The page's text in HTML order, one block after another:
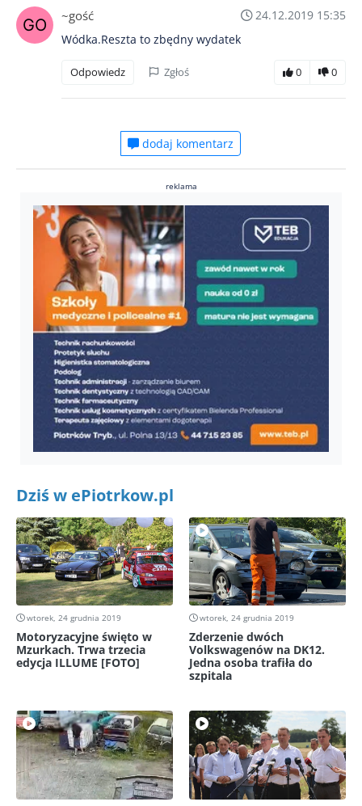
~gość
24.12.2019 15:35
Wódka.Reszta to zbędny wydatek
Odpowiedz Zgłoś 0 0
dodaj komentarz
reklama
Dziś w ePiotrkow.pl
wtorek, 24 grudnia 2019
Motoryzacyjne święto w
Mzurkach. Trwa trzecia
edycja ILLUME [FOTO]
wtorek, 24 grudnia 2019
Zderzenie dwóch
Volkswagenów na DK12.
Jedna osoba trafiła do
szpitala